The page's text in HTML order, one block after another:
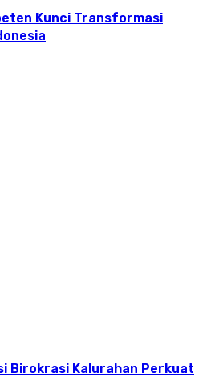
Kunci Transformasi
Birokrasi Kalurahan Perkuat